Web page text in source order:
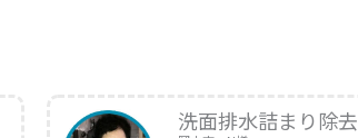
洗面排水詰まり除去